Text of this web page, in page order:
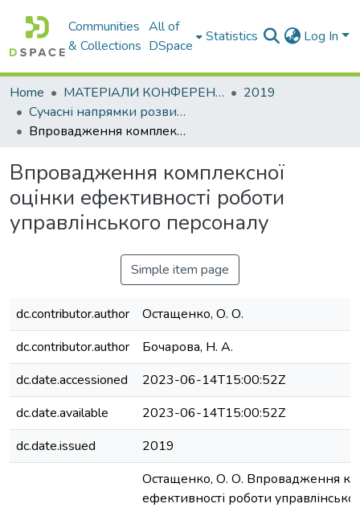
Communities
& Collections
All of
DSpace
Statistics Log In
Home МАТЕРІАЛИ КОНФЕРЕНЦІЙ
2019
Сучасні напрямки розвитку економіки і менеджменту на підприємствах України
Впровадження комплексної оцінки ефективності роботи управлінського персоналу
Впровадження комплексної
оцінки ефективності роботи
управлінського персоналу
Simple item page
dc.contributor.author
Остащенко, О. О.
dc.contributor.author
Бочарова, Н. А.
dc.date.accessioned
2023-06-14T15:00:52Z
dc.date.available
2023-06-14T15:00:52Z
dc.date.issued
2019
Остащенко, О. О. Впровадження
ефективності роботи